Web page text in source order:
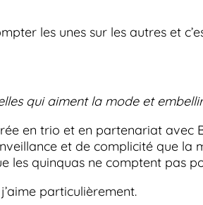
les unes sur les autres et
qui aiment la mode et
en trio et en partenariat avec
et de complicité que la
les quinquas ne comptent pas
particulièrement.